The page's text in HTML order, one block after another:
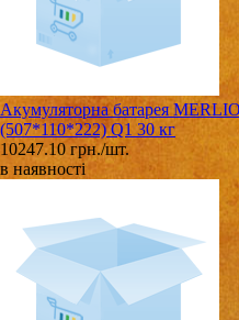
Акумуляторна батарея
(507*110*222) Q1 30 кг
10247.10 грн./шт.
в наявності